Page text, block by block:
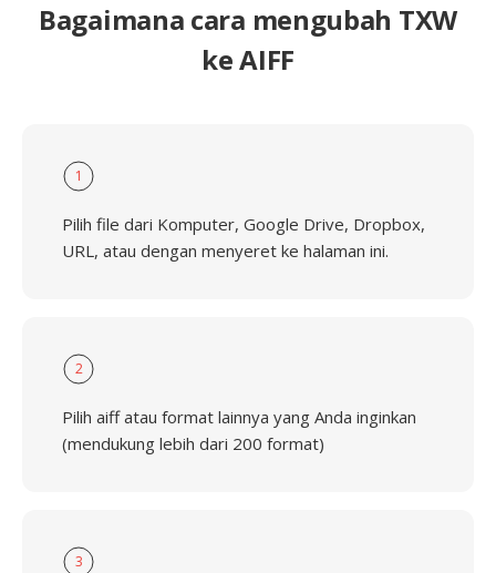
Bagaimana cara mengubah TXW
ke AIFF
1
Pilih file dari Komputer, Google Drive, Dropbox,
URL, atau dengan menyeret ke halaman ini.
2
Pilih aiff atau format lainnya yang Anda inginkan
(mendukung lebih dari 200 format)
3